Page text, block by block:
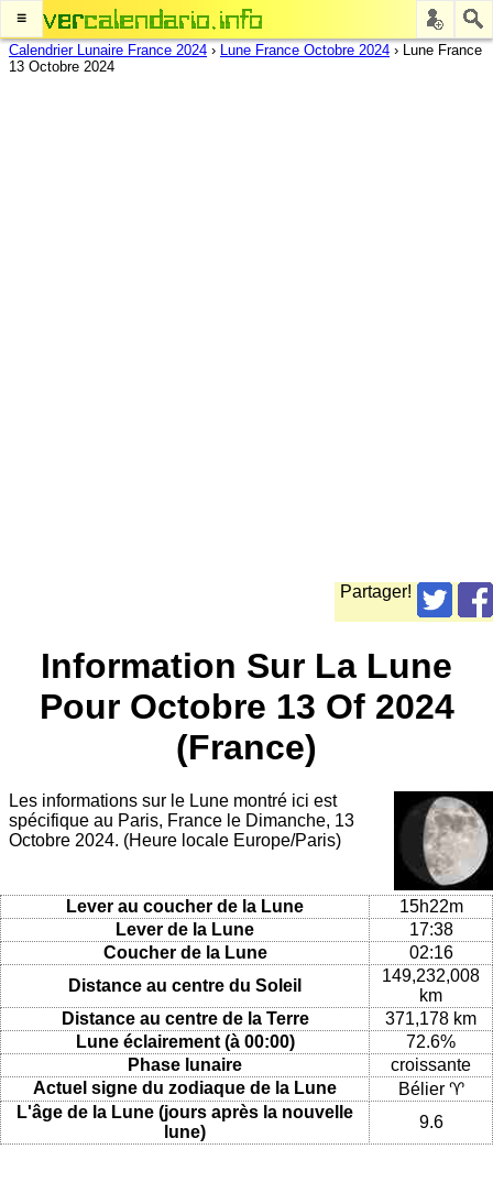
≡
Calendrier Lunaire France 2024 › Lune France Octobre 2024 › Lune France
13 Octobre 2024
Partager!
Information Sur La Lune
Pour Octobre 13 Of 2024
(France)
Les informations sur le Lune montré ici est
spécifique au Paris, France le Dimanche, 13
Octobre 2024. (Heure locale Europe/Paris)
Lever au coucher de la Lune
15h22m
Lever de la Lune
17:38
Coucher de la Lune
02:16
Distance au centre du Soleil
149,232,008
km
Distance au centre de la Terre
371,178 km
Lune éclairement (à 00:00)
72.6%
Phase lunaire
croissante
Actuel signe du zodiaque de la Lune
Bélier ♈
L'âge de la Lune (jours après la nouvelle
lune)
9.6